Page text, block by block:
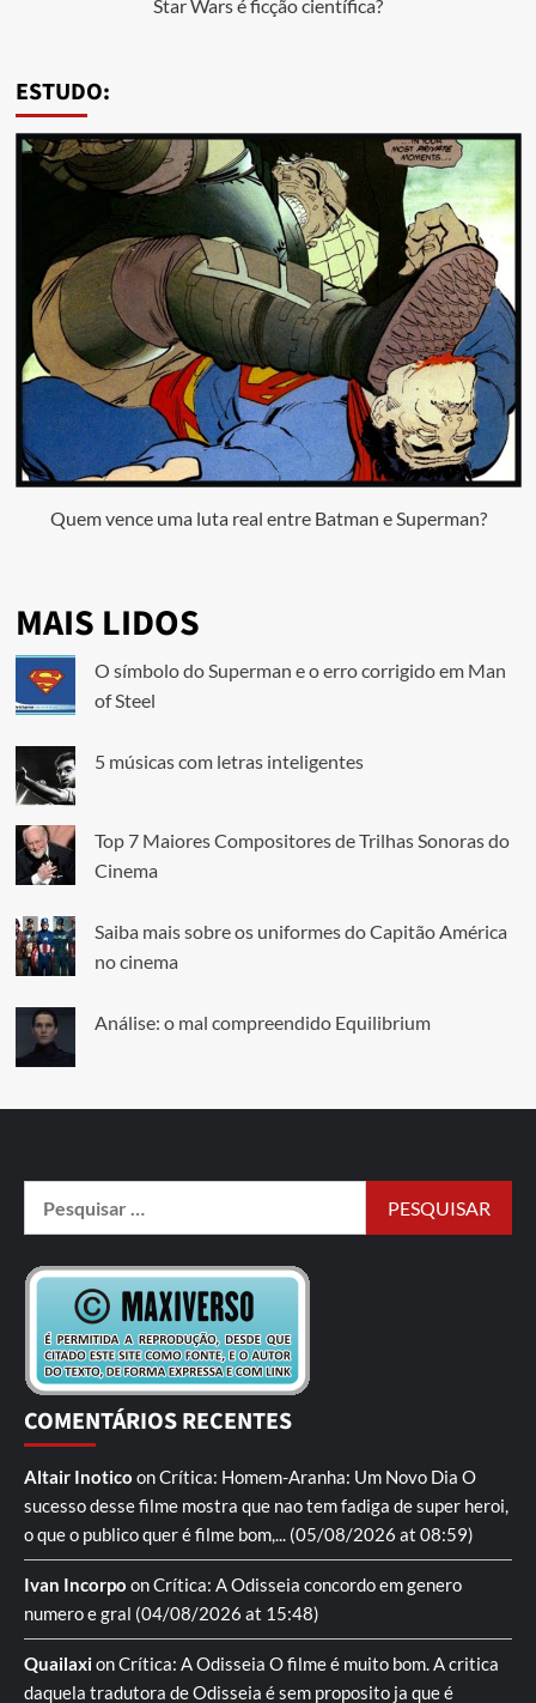
Star Wars é ficção científica?
ESTUDO:
Quem vence uma luta real entre Batman e Superman?
MAIS LIDOS
O símbolo do Superman e o erro corrigido em Man
of Steel
5 músicas com letras inteligentes
Top 7 Maiores Compositores de Trilhas Sonoras do
Cinema
Saiba mais sobre os uniformes do Capitão América
no cinema
Análise: o mal compreendido Equilibrium
COMENTÁRIOS RECENTES
Altair Inotico onCrítica: Homem-Aranha: Um Novo Dia O
sucesso desse filme mostra que nao tem fadiga de super heroi,
o que o publico quer é filme bom,... (05/08/2026 at 08:59)
Ivan Incorpo onCrítica: A Odisseia concordo em genero
numero e gral (04/08/2026 at 15:48)
QuailaxionCrítica: A Odisseia O filme é muito bom. A critica
daquela tradutora de Odisseia é sem proposito ja que é